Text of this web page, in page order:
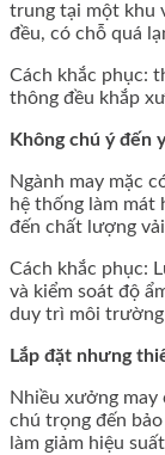
trung tại một khu
đều, có chỗ quá
Cách khắc phục:
thông đều khắp
Không chú ý đến
Ngành may mặc
hệ thống làm mát
đến chất lượng
Cách khắc phục:
và kiểm soát độ
duy trì môi trường
Lắp đặt nhưng
Nhiều xưởng may
chú trọng đến
làm giảm hiệu